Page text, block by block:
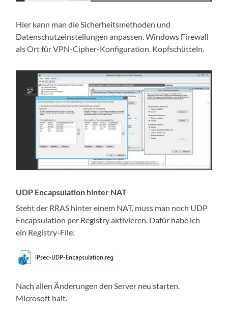
Hier kann man die Sicherheitsmethoden und
Datenschutzeinstellungen anpassen. Windows Firewall
als Ort für VPN-Cipher-Konfiguration. Kopfschütteln.
UDP Encapsulation hinter NAT
Steht der RRAS hinter einem NAT, muss man noch UDP
Encapsulation per Registry aktivieren. Dafür habe ich
ein Registry-File:
Nach allen Änderungen den Server neu starten.
Microsoft halt.